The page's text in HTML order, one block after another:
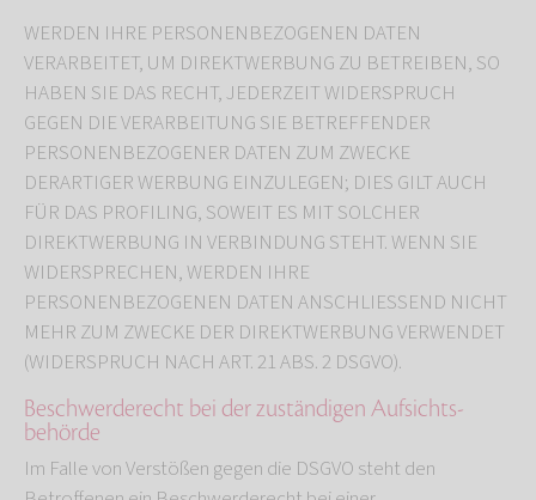
WERDEN IHRE PERSONENBEZOGENEN DATEN
VERARBEITET, UM DIREKTWERBUNG ZU BETREIBEN, SO
HABEN SIE DAS RECHT, JEDERZEIT WIDERSPRUCH
GEGEN DIE VERARBEITUNG SIE BETREFFENDER
PERSONENBEZOGENER DATEN ZUM ZWECKE
DERARTIGER WERBUNG EINZULEGEN; DIES GILT AUCH
FÜR DAS PROFILING, SOWEIT ES MIT SOLCHER
DIREKTWERBUNG IN VERBINDUNG STEHT. WENN SIE
WIDERSPRECHEN, WERDEN IHRE
PERSONENBEZOGENEN DATEN ANSCHLIESSEND NICHT
MEHR ZUM ZWECKE DER DIREKTWERBUNG VERWENDET
(WIDERSPRUCH NACH ART. 21 ABS. 2 DSGVO).
Beschwerde­recht bei der zuständigen Aufsichts­
behörde
Im Falle von Verstößen gegen die DSGVO steht den